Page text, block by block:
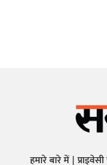
हमारे बारे में